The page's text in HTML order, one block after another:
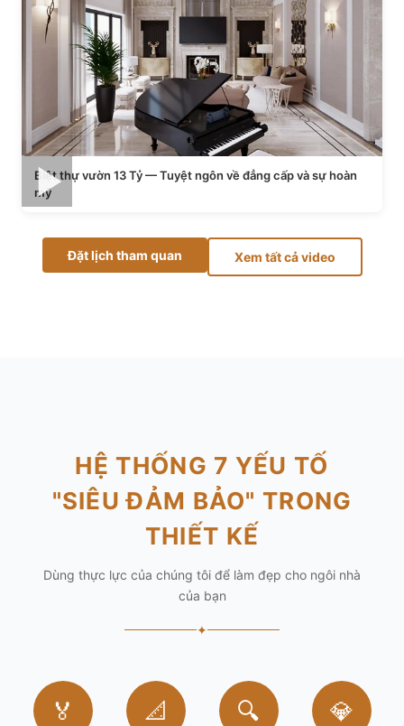
Biệt thự vườn 13 Tỷ — Tuyệt ngôn về đẳng cấp và sự hoàn
mỹ
Đặt lịch tham quan Xem tất cả video
HỆ THỐNG 7 YẾU TỐ
"SIÊU ĐẢM BẢO" TRONG
THIẾT KẾ
Dùng thực lực của chúng tôi để làm đẹp cho ngôi nhà
của bạn
✦
🏅 📐 🔍 💎